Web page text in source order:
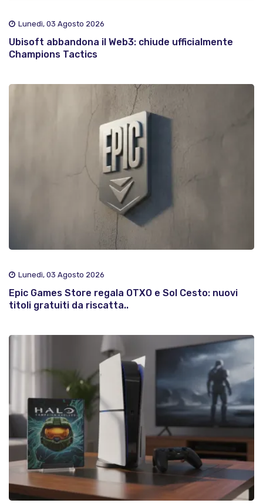
Lunedì, 03 Agosto 2026
Ubisoft abbandona il Web3: chiude ufficialmente
Champions Tactics
Lunedì, 03 Agosto 2026
Epic Games Store regala OTXO e Sol Cesto: nuovi
titoli gratuiti da riscatta..